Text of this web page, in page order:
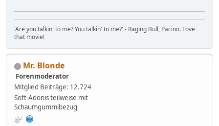
'Are you talkin' to me? You talkin' to me?' - Raging Bull, Pacino. Love
that movie!
Mr. Blonde
Forenmoderator
Mitglied Beiträge: 12.724
Soft-Adonis teilweise mit
Schaumgummibezug